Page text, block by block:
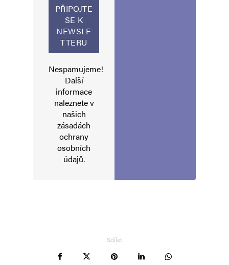
Nespamujeme!
Další
informace
naleznete v
našich
zásadách
ochrany
osobních
údajů.
Sdílet